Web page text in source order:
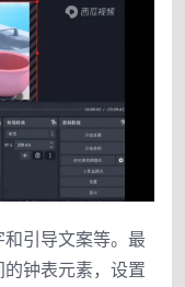
引导文案等。最
钟表元素，设置